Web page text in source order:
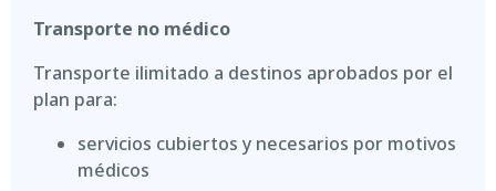
Transporte no médico
Transporte ilimitado a destinos aprobados por el
plan para:
servicios cubiertos y necesarios por motivos
médicos